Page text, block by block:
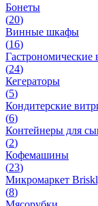
Бонеты
(20)
Винные шкафы
(16)
Гастрономические
(24)
Кегераторы
(5)
Кондитерские
(6)
Контейнеры для
(2)
Кофемашины
(23)
Микромаркет
(8)